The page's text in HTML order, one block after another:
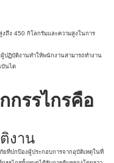
ถึง 450 กิโลกรัมและความสูงในการ
ปฏิบัติงานทำให้พนักงานสามารถทำงาน
บันได
กรรไกรคือ
งาน
ที่ปกป้องผู้ประกอบการจากอุบัติเหตุในที่